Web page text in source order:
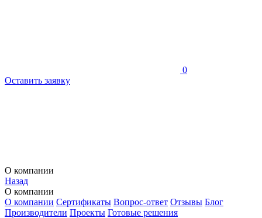
0
Оставить заявку
О компании
Назад
О компании
О компании Сертификаты Вопрос-ответ Отзывы Блог
Производители Проекты Готовые решения